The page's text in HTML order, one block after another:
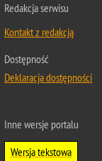
Redakcja serwisu
Kontakt z redakcją
Dostępność
Deklaracja dostępności
Inne wersje portalu
Wersja tekstowa